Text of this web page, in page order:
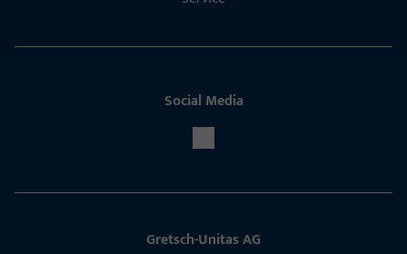
Social Media
Gretsch-Unitas AG